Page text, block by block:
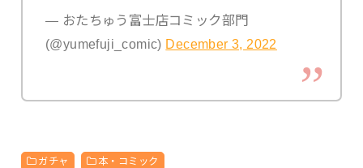
— おたちゅう富士店コミック部門
(@yumefuji_comic) December 3, 2022
ガチャ 本・コミック